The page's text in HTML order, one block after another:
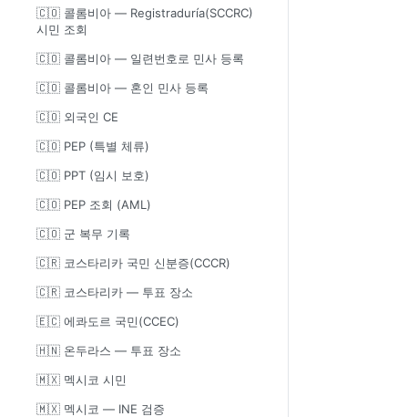
🇨🇴 콜롬비아 — Registraduría(SCCRC)
시민 조회
🇨🇴 콜롬비아 — 일련번호로 민사 등록
🇨🇴 콜롬비아 — 혼인 민사 등록
🇨🇴 외국인 CE
🇨🇴 PEP (특별 체류)
🇨🇴 PPT (임시 보호)
🇨🇴 PEP 조회 (AML)
🇨🇴 군 복무 기록
🇨🇷 코스타리카 국민 신분증(CCCR)
🇨🇷 코스타리카 — 투표 장소
🇪🇨 에콰도르 국민(CCEC)
🇭🇳 온두라스 — 투표 장소
🇲🇽 멕시코 시민
🇲🇽 멕시코 — INE 검증